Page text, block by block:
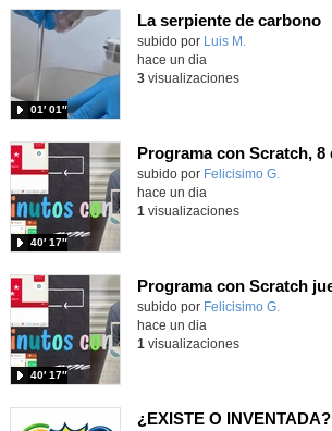
La serpiente de carbono
Contenido educativo.
subido por Luis M.
01′ 01″
hace un dia
3visualizaciones
Contenido educativo.
subido por Felicisimo G.
40′ 17″
hace un dia
1 visualizaciones
Contenido educativo.
subido por Felicisimo G.
40′ 17″
hace un dia
1 visualizaciones
¿EXISTE O INVENTADA?